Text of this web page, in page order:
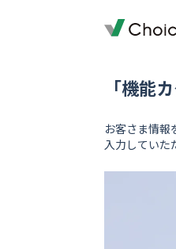
「機能
お客さま情報
入力していた